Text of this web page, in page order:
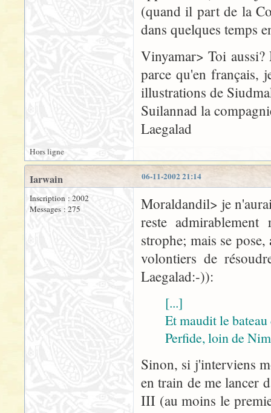
(quand il part de la
dans quelques temps
Vinyamar> Toi
parce qu'en français,
illustrations de
Suilannad la
Laegalad
Hors ligne
06-11-2002 21:14
Iarwain
Inscription : 2002
Messages : 275
Moraldandil> je
reste
strophe; mais se
volontiers de
Laegalad:-)):
[...]
Et maudit le
Perfide, loin de
Sinon, si j'interviens
en train de me lancer
III (au moins le